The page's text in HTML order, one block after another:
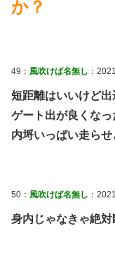
か？
49： 風吹けば名無し ：
短距離はいいけど
ゲート出が良くな
内埒いっぱい走らせ
50： 風吹けば名無し ：
身内じゃなきゃ絶対